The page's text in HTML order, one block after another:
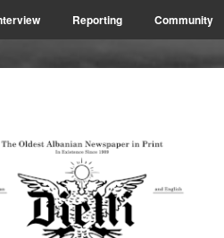
Reporting Community